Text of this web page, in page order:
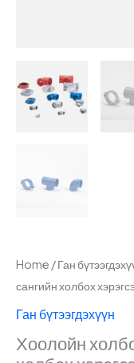
Home /Ган
сангийн холбох
Ган бүтээгдэхүүн
Хоолойн